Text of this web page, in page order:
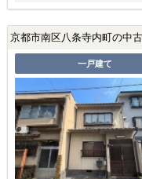
京都市南区八条寺内町の中
一戸建て